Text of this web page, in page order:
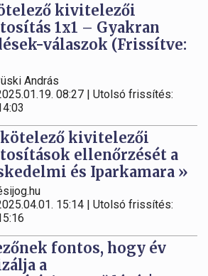
kivitelezői
1x1 – Gyakran
válaszok (Frissítve:
András
08:27 | Utolsó frissítés:
kivitelezői
ellenőrzését a
és Iparkamara »
15:14 | Utolsó frissítés:
fontos, hogy év
a